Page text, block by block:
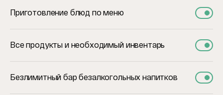
Приготовление блюд по меню
Все продукты и необходимый инвентарь
Безлимитный бар безалкогольных напитков